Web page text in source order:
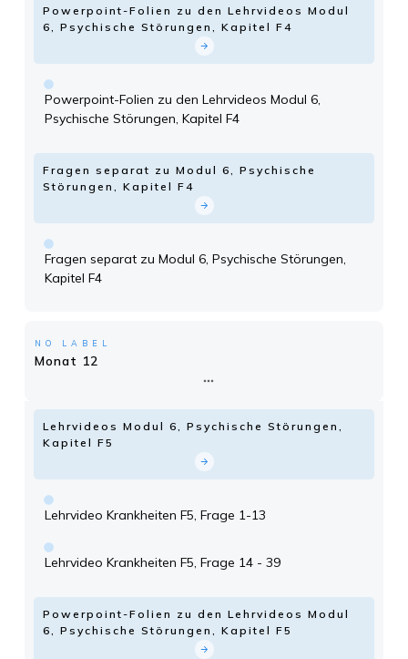
Powerpoint-Folien zu den Lehrvideos Modul
6, Psychische Störungen, Kapitel F4
Powerpoint-Folien zu den Lehrvideos Modul 6,
Psychische Störungen, Kapitel F4
Fragen separat zu Modul 6, Psychische
Störungen, Kapitel F4
Fragen separat zu Modul 6, Psychische Störungen,
Kapitel F4
NO LABEL
Monat 12
Lehrvideos Modul 6, Psychische Störungen,
Kapitel F5
Lehrvideo Krankheiten F5, Frage 1-13
Lehrvideo Krankheiten F5, Frage 14 - 39
Powerpoint-Folien zu den Lehrvideos Modul
6, Psychische Störungen, Kapitel F5